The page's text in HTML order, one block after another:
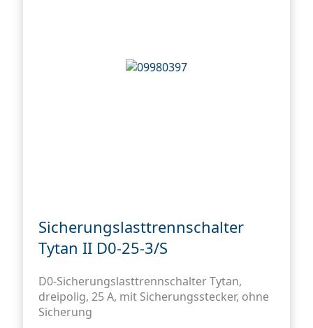
Sicherungslasttrennschalter
Tytan II D0-25-3/S
D0-Sicherungslasttrennschalter Tytan,
dreipolig, 25 A, mit Sicherungsstecker, ohne
Sicherung